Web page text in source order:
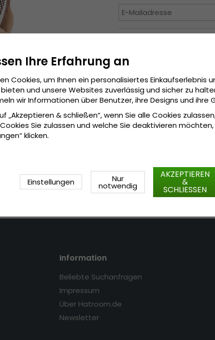
Ein elegantes Tuch von
weichen und
oder stilvoll im Haar
um sowohl Charakter als
Alltag veredelt und
Spezifikationen:
Information
Beliebte Suchanfragen
Impressum
Über Hatroom.de
Newsletter
Ihre Erfahrung an
Cookies, um Ihnen ein personalisiertes Einkaufserlebnis
und unsere Websites zuverlässig und sicher zu
wir Informationen über Benutzer, ihre Designs und ihre
„Akzeptieren & schließen“, wenn Sie alle Cookies
Sie zulassen und welche Sie deaktivieren
klicken.
Einstellungen Nur
notwendig
AKZEPTIEREN
&
SCHLIESSEN